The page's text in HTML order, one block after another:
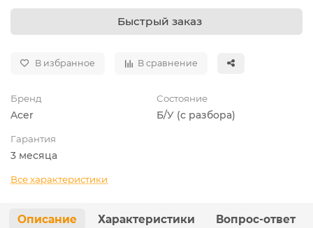
Быстрый заказ
В избранное В сравнение
Бренд
Acer
Состояние
Б/У (с разбора)
Гарантия
3 месяца
Все характеристики
Описание Характеристики Вопрос-ответ